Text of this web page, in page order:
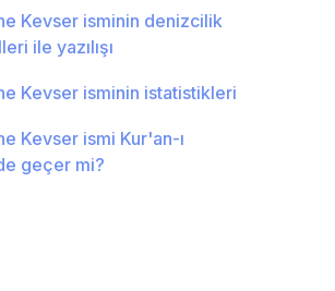
Kevser isminin denizcilik
ile yazılışı
Kevser isminin istatistikleri
Kevser ismi Kur'an-ı
geçer mi?